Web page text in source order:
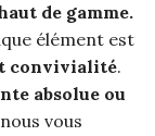
de gamme.
élément est
convivialité.
absolue ou
vous